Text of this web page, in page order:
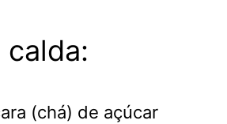
calda:
(chá) de açúcar